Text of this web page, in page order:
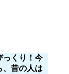
っくり！今
、昔の人は